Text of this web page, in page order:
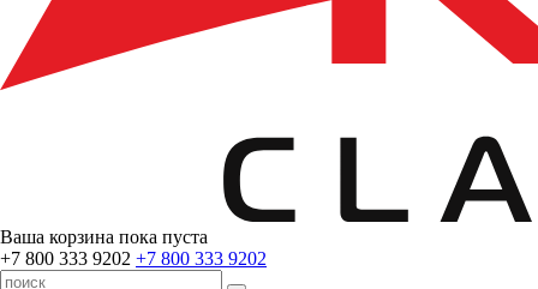
Ваша корзина пока пуста
+7 800 333 9202 +7 800 333 9202